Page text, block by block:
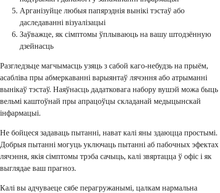
Арганізуйце любыя папярэднія вынікі тэстаў або
даследаванні візуалізацыі
Заўважце, як сімптомы ўплываюць на вашу штодзённую
дзейнасць
Разгледзьце магчымасць узяць з сабой каго-небудзь на прыём,
асабліва пры абмеркаванні варыянтаў лячэння або атрыманні
вынікаў тэстаў. Наяўнасць дадатковага набору вушэй можа быць
вельмі каштоўнай пры апрацоўцы складанай медыцынскай
інфармацыі.
Не бойцеся задаваць пытанні, нават калі яны здаюцца простымі.
Добрыя пытанні могуць уключаць пытанні аб пабочных эфектах
лячэння, якія сімптомы трэба сачыць, калі звяртацца ў офіс і як
выглядае ваш прагноз.
Калі вы адчуваеце сябе перагружанымі, цалкам нармальна